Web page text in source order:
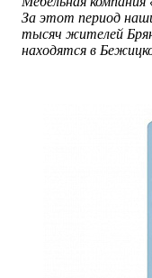
За этот период
тысяч жителей
находятся в